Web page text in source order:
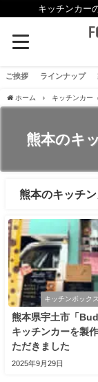
キッチンカー
ご挨拶 ラインナップ
ホーム キッチンカー
熊本のキ
熊本のキッチ
キッチンボック
熊本県宇土市「
キッチンカーを製
ただきました
2025年9月29日